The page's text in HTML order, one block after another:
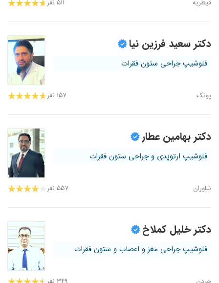
قیطریه ۵۱۱ نفر
دکتر سعید فرزین نیا
فلوشیپ جراحی ستون فقرات
پونک ۱۵۷ نفر
دکتر بهامین عطار
فلوشیپ ارتوپدی و جراحی ستون فقرات
نیاوران ۵۵۷ نفر
دکتر خلیل کملاخ
فلوشیپ جراحی مغز و اعصاب و ستون فقرات